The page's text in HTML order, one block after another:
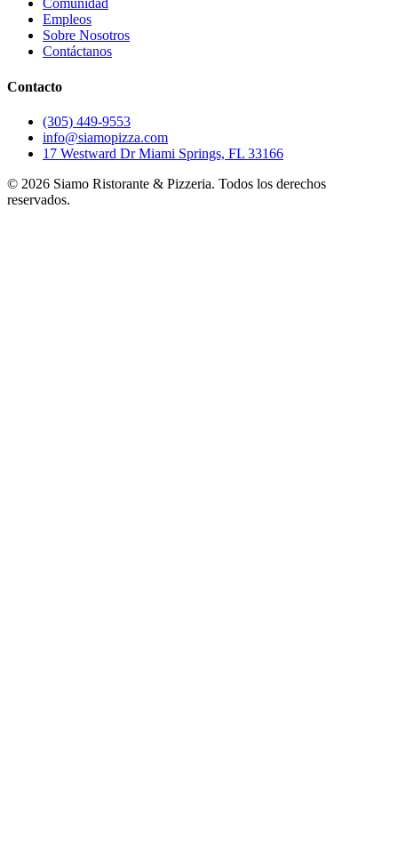
Comunidad
Empleos
Sobre Nosotros
Contáctanos
Contacto
(305) 449-9553
info@siamopizza.com
17 Westward Dr Miami Springs, FL 33166
© 2026 Siamo Ristorante & Pizzeria. Todos los derechos
reservados.